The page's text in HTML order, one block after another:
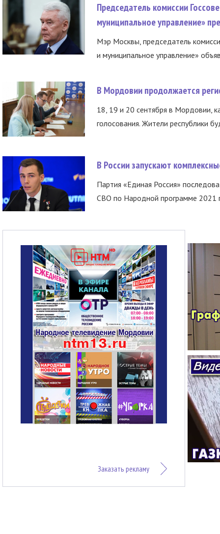
Председатель комиссии
муниципальное управление»
Мэр Москвы, председатель
и муниципальное управление»
В Мордовии продолжается
18, 19 и 20 сентября в Мордовии,
голосования. Жители республики
В России запускают
Партия «Единая Россия»
СВО по Народной программе 2021
Заказать рекламу